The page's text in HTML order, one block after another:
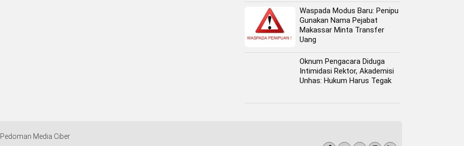
Waspada Modus Baru: Penipu
Gunakan Nama Pejabat
Makassar Minta Transfer
Uang
Oknum Pengacara Diduga
Intimidasi Rektor, Akademisi
Unhas: Hukum Harus Tegak
Pedoman Media Ciber